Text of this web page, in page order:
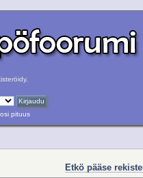
.
pituus
Etkö pääse